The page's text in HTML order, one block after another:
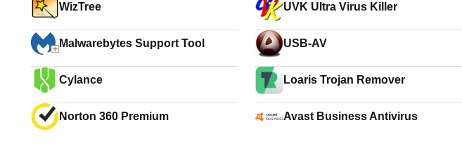
WizTree UVK Ultra Virus Killer
Malwarebytes Support Tool USB-AV
Cylance Loaris Trojan Remover
Norton 360 Premium Avast Business Antivirus